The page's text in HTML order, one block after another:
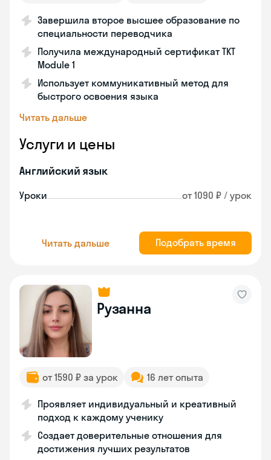
Завершила второе высшее образование по
специальности переводчика
Получила международный сертификат TKT
Module 1
Использует коммуникативный метод для
быстрого освоения языка
Читать дальше
Услуги и цены
Английский язык
Уроки от 1090 ₽ / урок
Читать дальше Подобрать время
Рузанна
от 1590 ₽ за урок 16 лет опыта
Проявляет индивидуальный и креативный
подход к каждому ученику
Создает доверительные отношения для
достижения лучших результатов